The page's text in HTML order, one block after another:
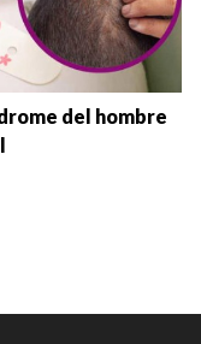
del hombre